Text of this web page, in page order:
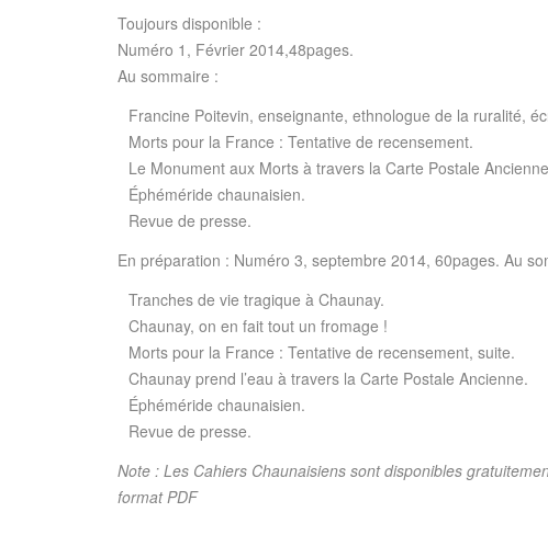
Toujours disponible :
Numéro 1, Février 2014,48pages.
Au sommaire :
Francine Poitevin, enseignante, ethnologue de la ruralité,
Morts pour la France : Tentative de recensement.
Le Monument aux Morts à travers la Carte Postale
Éphéméride chaunaisien.
Revue de presse.
En préparation : Numéro 3, septembre 2014, 60pages. Au
Tranches de vie tragique à Chaunay.
Chaunay, on en fait tout un fromage !
Morts pour la France : Tentative de recensement, suite.
Chaunay prend l’eau à travers la Carte Postale Ancienne.
Éphéméride chaunaisien.
Revue de presse.
Note : Les Cahiers Chaunaisiens sont disponibles
format PDF